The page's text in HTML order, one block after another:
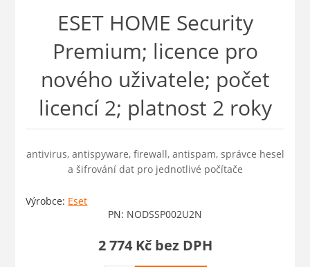
ESET HOME Security
Premium; licence pro
nového uživatele; počet
licencí 2; platnost 2 roky
antivirus, antispyware, firewall, antispam, správce hesel
a šifrování dat pro jednotlivé počítače
Výrobce: Eset
PN: NODSSP002U2N
2 774 Kč bez DPH